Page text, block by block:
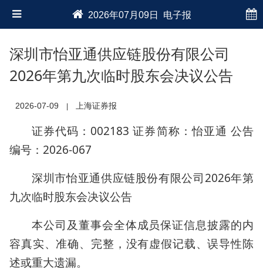
2026年07月09日 电子报
深圳市怡亚通供应链股份有限公司
2026年第九次临时股东会决议公告
2026-07-09 上海证券报
证券代码：002183 证券简称：怡亚通 公告
编号：2026-067
深圳市怡亚通供应链股份有限公司2026年第
九次临时股东会决议公告
本公司及董事会全体成员保证信息披露的内
容真实、准确、完整，没有虚假记载、误导性陈
述或重大遗漏。